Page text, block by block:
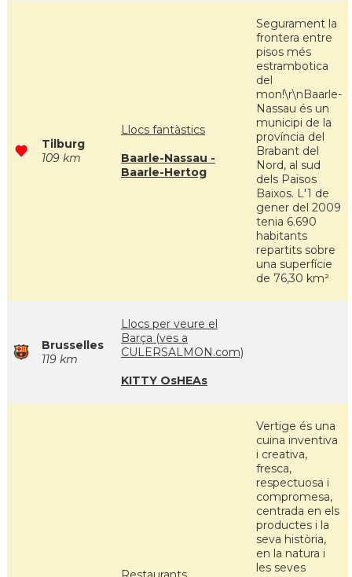
Tilburg
109 km
Llocs fantàstics
Baarle-Nassau -
Baarle-Hertog
Segurament la
frontera entre
pisos més
estrambotica
del
mon!\r\nBaarle-
Nassau és un
municipi de la
província del
Brabant del
Nord, al sud
dels Països
Baixos. L'1 de
gener del 2009
tenia 6.690
habitants
repartits sobre
una superfície
de 76,30 km²
Brusselles
119 km
Llocs per veure el
Barça (ves a
CULERSALMON.com)
KITTY OsHEAs
Vertige és una
cuina inventiva
i creativa,
fresca,
respectuosa i
compromesa,
centrada en els
productes i la
seva història,
en la natura i
les seves